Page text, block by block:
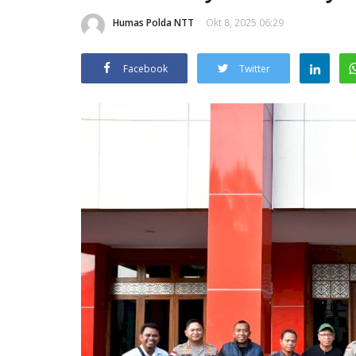
Humas Polda NTT Okt 8, 2025 06:29
Facebook Twitter